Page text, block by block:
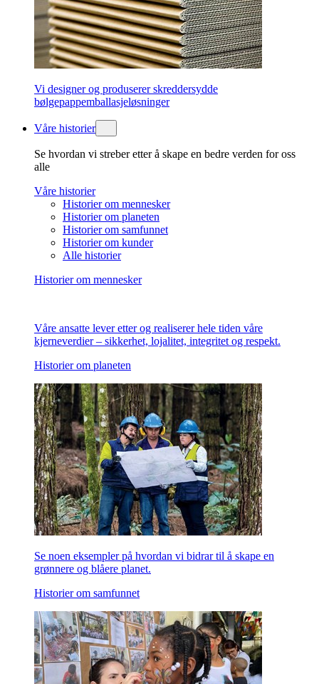
Vi designer og produserer skreddersydde
bølgepappemballasjeløsninger
Våre historier
Se hvordan vi streber etter å skape en bedre verden for oss
alle
Våre historier
Historier om mennesker
Historier om planeten
Historier om samfunnet
Historier om kunder
Alle historier
Historier om mennesker
Våre ansatte lever etter og realiserer hele tiden våre
kjerneverdier – sikkerhet, lojalitet, integritet og respekt.
Historier om planeten
Se noen eksempler på hvordan vi bidrar til å skape en
grønnere og blåere planet.
Historier om samfunnet